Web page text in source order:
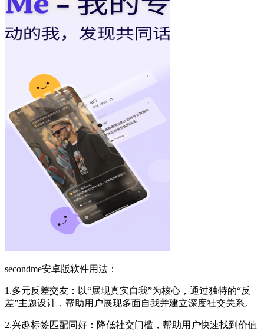
secondme安卓版软件用法：
1.多元反差交友：以“展现真实自我”为核心，通过独特的“反
差”主题设计，帮助用户展现多面自我并建立深度社交关系。
2.兴趣标签匹配同好：降低社交门槛，帮助用户快速找到价值